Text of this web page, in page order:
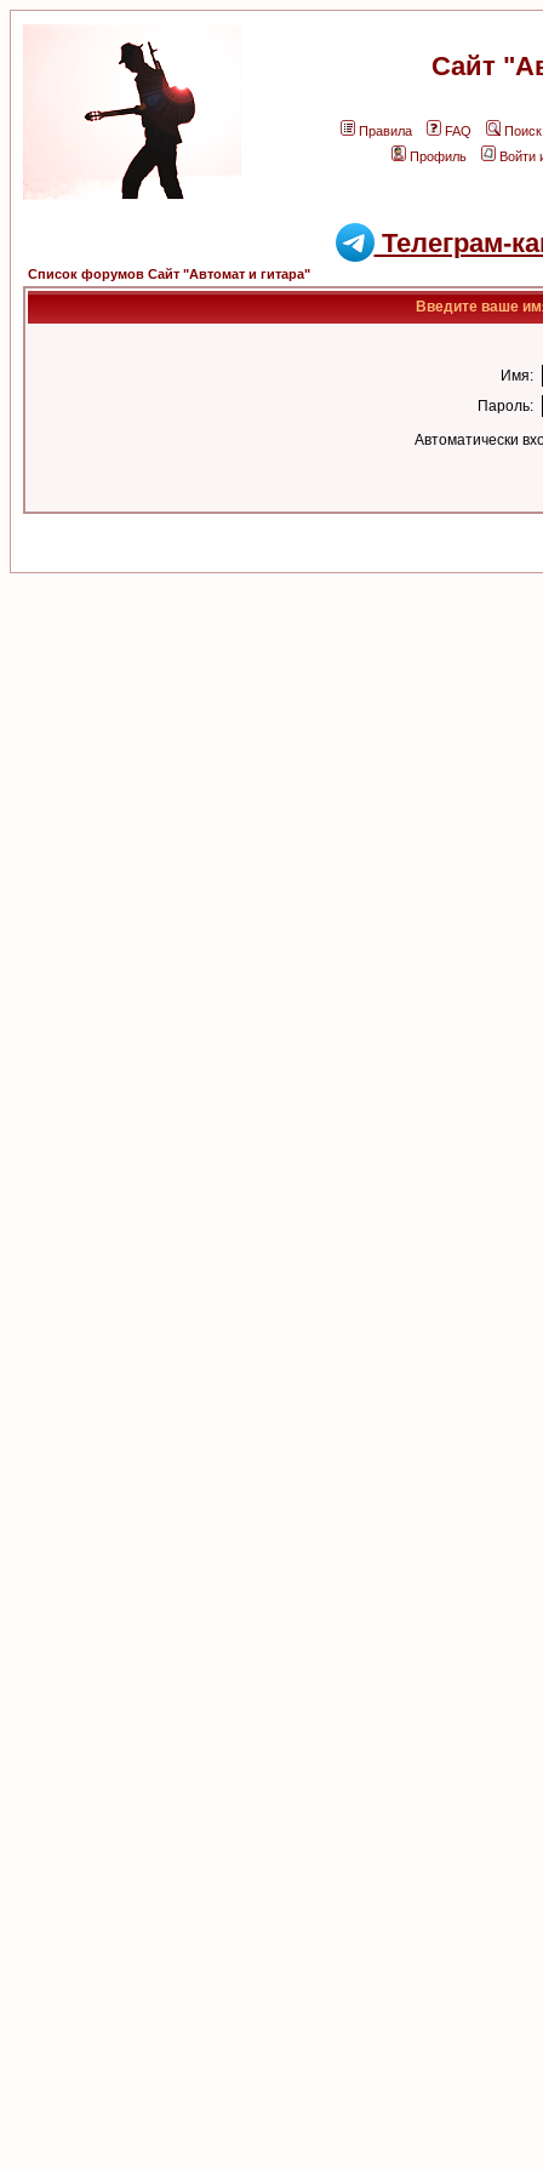
Сайт
Правила FAQ
Поиск
Профиль
Войти
Телеграм-
Список форумов Сайт "Автомат и гитара"
Введите ваше
Имя:
Пароль:
Автоматически